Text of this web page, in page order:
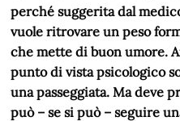
perché suggerita dal
vuole ritrovare un peso
che mette di buon umore.
punto di vista psicologico
una passeggiata. Ma deve
può – se si può – seguire